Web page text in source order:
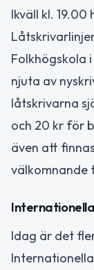
Ikväll kl. 19.00
Folkhögskola
njuta av
låtskrivarna
och 20 kr för
även att
välkomnande
Idag är det